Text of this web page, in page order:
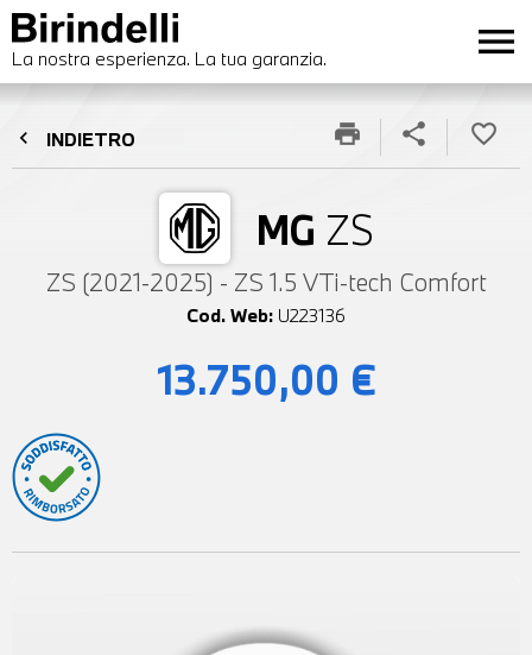
La nostra esperienza. La tua garanzia. menu
chevron_left INDIETRO
MG ZS
ZS (2021-2025) - ZS 1.5 VTi-tech Comfort
Cod. Web: U223136
print share favorite_border
13.750,00 €